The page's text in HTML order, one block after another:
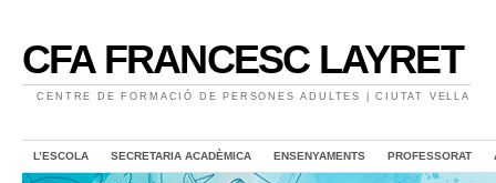
CFA FRANCESC LAYRET
CENTRE DE FORMACIÓ DE PERSONES ADULTES | CIUTAT VELLA
L’ESCOLA SECRETARIA ACADÈMICA ENSENYAMENTS PROFESSORAT